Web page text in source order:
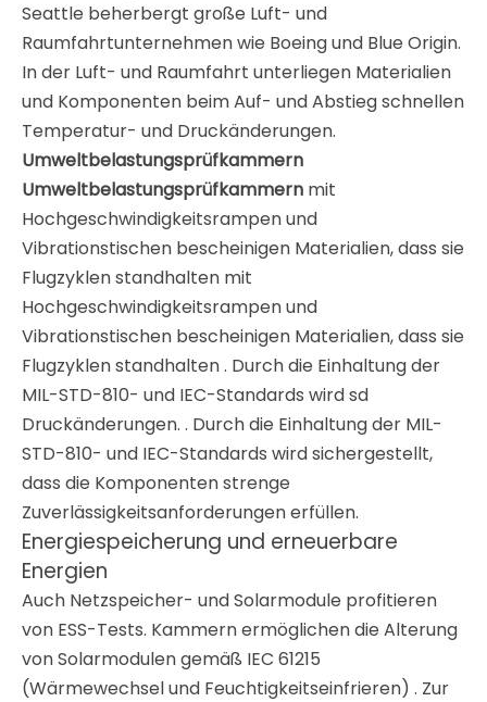
Seattle beherbergt große Luft- und
Raumfahrtunternehmen wie Boeing und Blue Origin.
In der Luft- und Raumfahrt unterliegen Materialien
und Komponenten beim Auf- und Abstieg schnellen
Temperatur- und Druckänderungen.
Umweltbelastungsprüfkammern
Umweltbelastungsprüfkammern mit
Hochgeschwindigkeitsrampen und
Vibrationstischen bescheinigen Materialien, dass sie
Flugzyklen standhalten mit
Hochgeschwindigkeitsrampen und
Vibrationstischen bescheinigen Materialien, dass sie
Flugzyklen standhalten. Durch die Einhaltung der
MIL-STD-810- und IEC-Standards wird sd
Druckänderungen. . Durch die Einhaltung der MIL-
STD-810- und IEC-Standards wird sichergestellt,
dass die Komponenten strenge
Zuverlässigkeitsanforderungen erfüllen.
Energiespeicherung und erneuerbare
Energien
Auch Netzspeicher- und Solarmodule profitieren
von ESS-Tests. Kammern ermöglichen die Alterung
von Solarmodulen gemäß IEC 61215
(Wärmewechsel und Feuchtigkeitseinfrieren) . Zur